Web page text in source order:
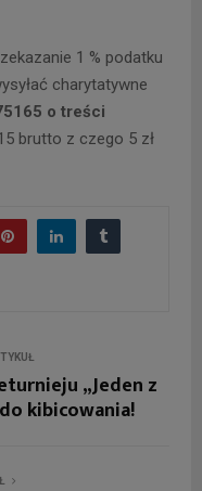
1 % podatku
charytatywne
o treści
brutto z czego 5 zł
„Jeden z
kibicowania!